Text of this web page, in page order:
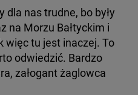
dla nas trudne, bo były
na Morzu Bałtyckim i
więc tu jest inaczej. To
odwiedzić. Bardzo
załogant żaglowca